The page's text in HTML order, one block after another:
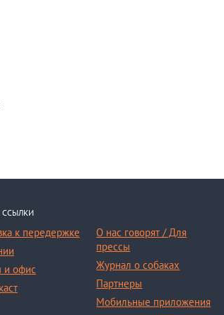
ССЫЛКИ
к передержке
и офис
О нас говорят / Для
прессы
Журнал о собаках
Партнеры
Мобильные приложения